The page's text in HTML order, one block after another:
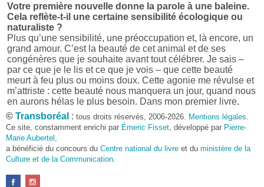
Votre première nouvelle donne la parole à une baleine.
Cela reflète-t-il une certaine sensibilité écologique ou
naturaliste ?
Plus qu’une sensibilité, une préoccupation et, là encore, un
grand amour. C’est la beauté de cet animal et de ses
congénères que je souhaite avant tout célébrer. Je sais –
par ce que je le lis et ce que je vois – que cette beauté
meurt à feu plus ou moins doux. Cette agonie me révulse et
m’attriste : cette beauté nous manquera un jour, quand nous
en aurons hélas le plus besoin. Dans mon premier livre,
j’avais pris goût à me mettre dans la peau d’une bête. Outre
l’intérêt de l’exercice littéraire, il me semble que cela peut
être un bon moyen pour transmettre certains messages.
Pourquoi avoir choisi le format des nouvelles plutôt
qu’un autre ?
D’abord parce que j’aime (décidément!) en lire !
© Transboréal : tous droits réservés, 2006-2026. Mentions légales
Ce site, constamment enrichi par Émeric Fisset , développé par Pierre-
Marie Aubertel
a bénéficié du concours du Centre national du livre et du ministère de la
Culture et de la Communication